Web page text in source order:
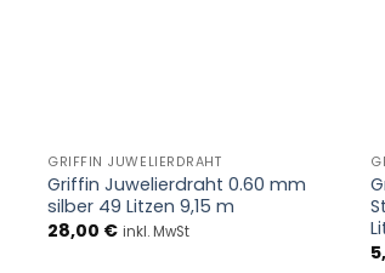
GRIFFIN JUWELIERDRAHT
Griffin Juwelierdraht 0.60 mm
silber 49 Litzen 9,15 m
28,00 € inkl. MwSt